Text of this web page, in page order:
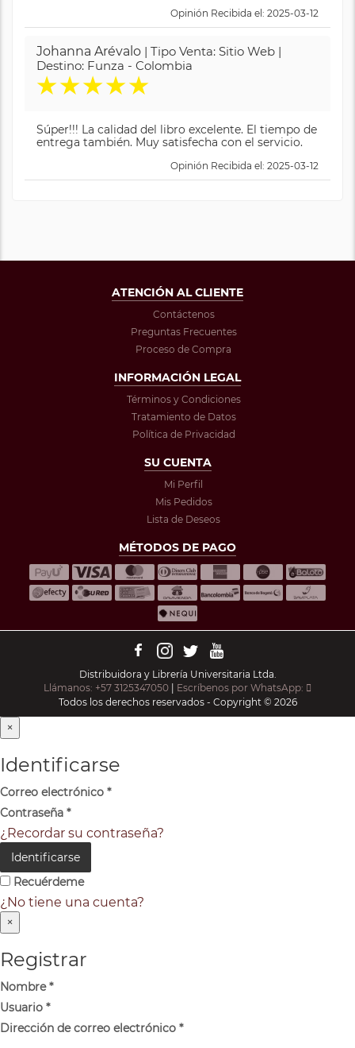
Opinión Recibida el: 2025-03-12
Johanna Arévalo | Tipo Venta: Sitio Web |
Destino: Funza - Colombia
★★★★★
Súper!!! La calidad del libro excelente. El tiempo de
entrega también. Muy satisfecha con el servicio.
Opinión Recibida el: 2025-03-12
ATENCIÓN AL CLIENTE
Contáctenos
Preguntas Frecuentes
Proceso de Compra
INFORMACIÓN LEGAL
Términos y Condiciones
Tratamiento de Datos
Política de Privacidad
SU CUENTA
Mi Perfil
Mis Pedidos
Lista de Deseos
MÉTODOS DE PAGO
Distribuidora y Librería Universitaria Ltda.
Llámanos: +57 3125347050 | Escríbenos por WhatsApp:
Todos los derechos reservados - Copyright © 2026
×
Identificarse
Correo electrónico *
Contraseña *
¿Recordar su contraseña?
Identificarse
Recuérdeme
¿No tiene una cuenta?
×
Registrar
Nombre*
Usuario *
Dirección de correo electrónico *